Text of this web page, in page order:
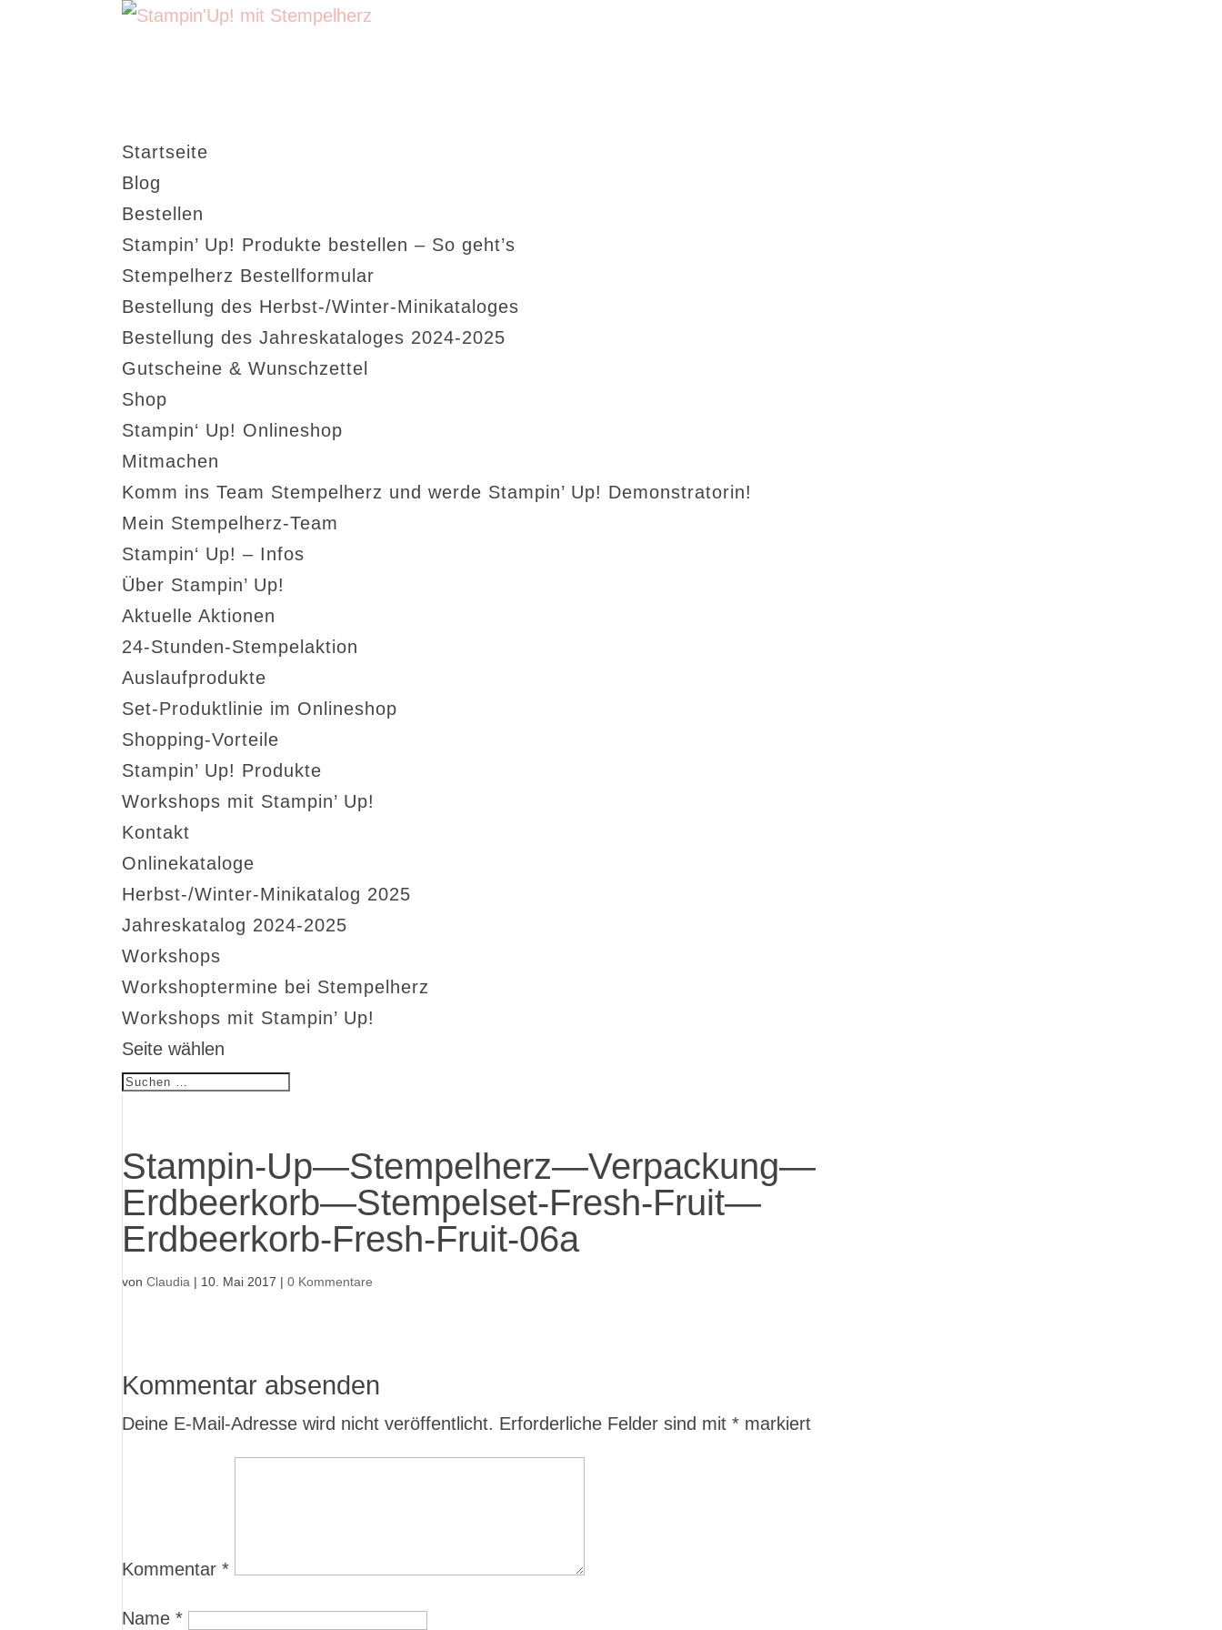
Startseite
Blog
Bestellen
Stampin’ Up! Produkte bestellen – So geht’s
Stempelherz Bestellformular
Bestellung des Herbst-/Winter-Minikataloges
Bestellung des Jahreskataloges 2024-2025
Gutscheine & Wunschzettel
Shop
Stampin‘ Up! Onlineshop
Mitmachen
Komm ins Team Stempelherz und werde Stampin’ Up! Demonstratorin!
Mein Stempelherz-Team
Stampin‘ Up! – Infos
Über Stampin’ Up!
Aktuelle Aktionen
24-Stunden-Stempelaktion
Auslaufprodukte
Set-Produktlinie im Onlineshop
Shopping-Vorteile
Stampin’ Up! Produkte
Workshops mit Stampin’ Up!
Kontakt
Onlinekataloge
Herbst-/Winter-Minikatalog 2025
Jahreskatalog 2024-2025
Workshops
Workshoptermine bei Stempelherz
Workshops mit Stampin’ Up!
Seite wählen
Stampin-Up—Stempelherz—Verpackung—
Erdbeerkorb—Stempelset-Fresh-Fruit—
Erdbeerkorb-Fresh-Fruit-06a
vonClaudia | 10. Mai 2017 |0 Kommentare
Kommentar absenden
Deine E-Mail-Adresse wird nicht veröffentlicht. Erforderliche Felder sind mit* markiert
Kommentar*
Name*